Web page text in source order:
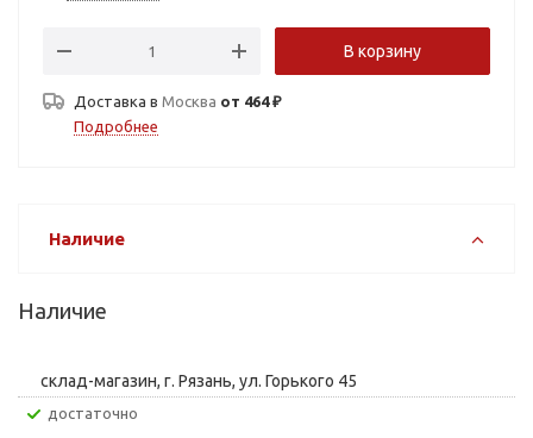
В корзину
Доставка в Москва от 464 ₽
Подробнее
Наличие
Наличие
склад-магазин, г. Рязань, ул. Горького 45
Достаточно